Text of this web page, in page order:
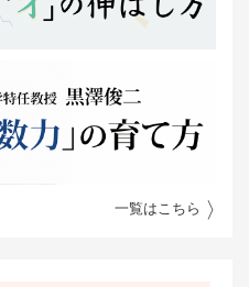
一覧はこちら